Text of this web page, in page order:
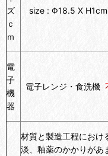
ズ
ｃ
ｍ
size : Φ18.5 X H1cm
電
子
機
器
電子レンジ・食洗機
材質と製造工程におけ
淡、釉薬のかかりがあ